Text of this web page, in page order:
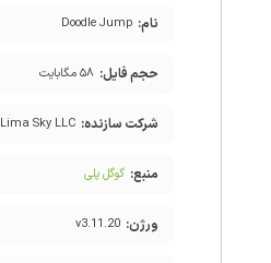
نام: Doodle Jump
حجم فایل: ۵۸ مگابایت
شرکت سازنده: Lima Sky LLC
منبع: گوگل پلی
ورژن: v3.11.20